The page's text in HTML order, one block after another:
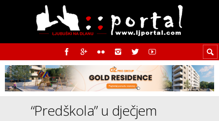
“Predškola” u dječjem